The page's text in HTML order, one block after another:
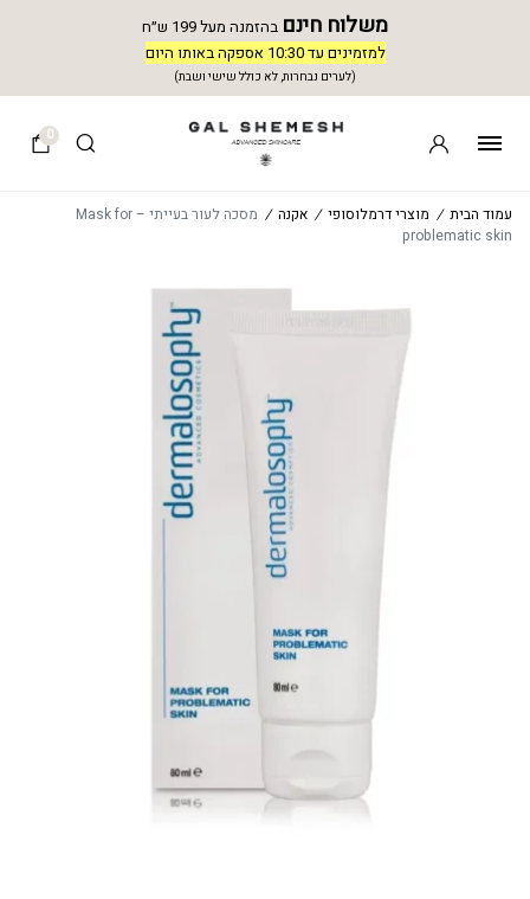
משלוח חינם בהזמנה מעל 199 ש״ח
למזמינים עד 10:30 אספקה באותו היום
(לערים נבחרות, לא כולל שישי ושבת)
0
עמוד הבית / מוצרי דרמלוסופי / אקנה /
מסכה לעור בעייתי – Mask for
problematic skin